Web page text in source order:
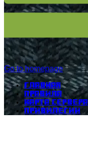
Go to homepage
Главная
Правила
Карта сервера
Привилегии